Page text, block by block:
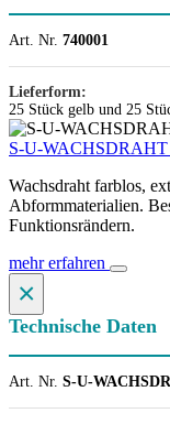
Art. Nr. 740001
Lieferform:
25 Stück gelb und 25
S-U-WACHSDRAHT
Wachsdraht farblos,
Abformmaterialien.
Funktionsrändern.
mehr erfahren
×
Technische Daten
Art. Nr. S-U-